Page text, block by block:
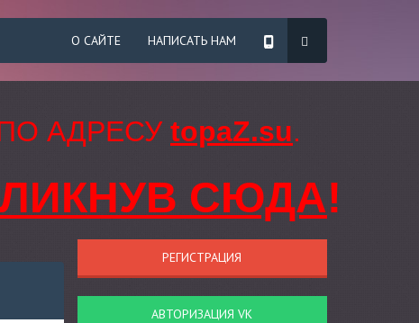
О САЙТЕ НАПИСАТЬ НАМ
АДРЕСУ topaZ.su.
СЮДА!
РЕГИСТРАЦИЯ
АВТОРИЗАЦИЯ VK